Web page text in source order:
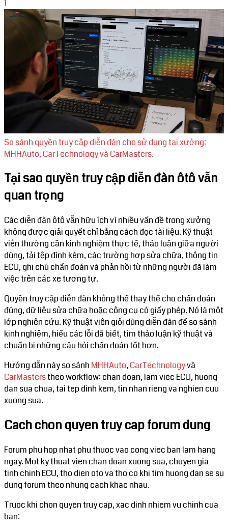
1
So sánh quyền truy cập diễn đàn cho sử dụng tại xưởng:
MHHAuto, CarTechnology và CarMasters.
Tại sao quyền truy cập diễn đàn ôtô vẫn
quan trọng
Các diễn đàn ôtô vẫn hữu ích vì nhiều vấn đề trong xưởng
không được giải quyết chỉ bằng cách đọc tài liệu. Kỹ thuật
viên thường cần kinh nghiệm thực tế, thảo luận giữa người
dùng, tải tệp đính kèm, các trường hợp sửa chữa, thông tin
ECU, ghi chú chẩn đoán và phản hồi từ những người đã làm
việc trên các xe tương tự.
Quyền truy cập diễn đàn không thể thay thế cho chẩn đoán
đúng, dữ liệu sửa chữa hoặc công cụ có giấy phép. Nó là một
lớp nghiên cứu. Kỹ thuật viên giỏi dùng diễn đàn để so sánh
kinh nghiệm, hiểu các lỗi đã biết, tìm thảo luận kỹ thuật và
chuẩn bị những câu hỏi chẩn đoán tốt hơn.
Hướng dẫn này so sánh MHHAuto,CarTechnologyvà
CarMasterstheo workflow: chan doan, lam viec ECU, huong
dan sua chua, tai tep dinh kem, tin nhan rieng va nghien cuu
xuong sua.
Cach chon quyen truy cap forum dung
Forum phu hop nhat phu thuoc vao cong viec ban lam hang
ngay. Mot ky thuat vien chan doan xuong sua, chuyen gia
tinh chinh ECU, tho dien oto va tho co khi tim huong dan se su
dung forum theo nhung cach khac nhau.
Truoc khi chon quyen truy cap, xac dinh nhiem vu chinh cua
ban: